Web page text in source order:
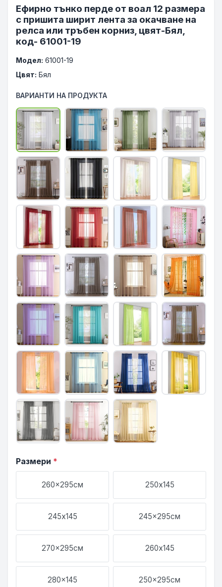
Ефирно тънко перде от воал 12 размера
с пришита ширит лента за окачване на
релса или тръбен корниз, цвят-Бял,
код- 61001-19
Модел: 61001-19
Цвят: Бял
ВАРИАНТИ НА ПРОДУКТА
Размери *
260x295см 250х145
245х145 245x295см
270x295см 260х145
280x145 250x295см